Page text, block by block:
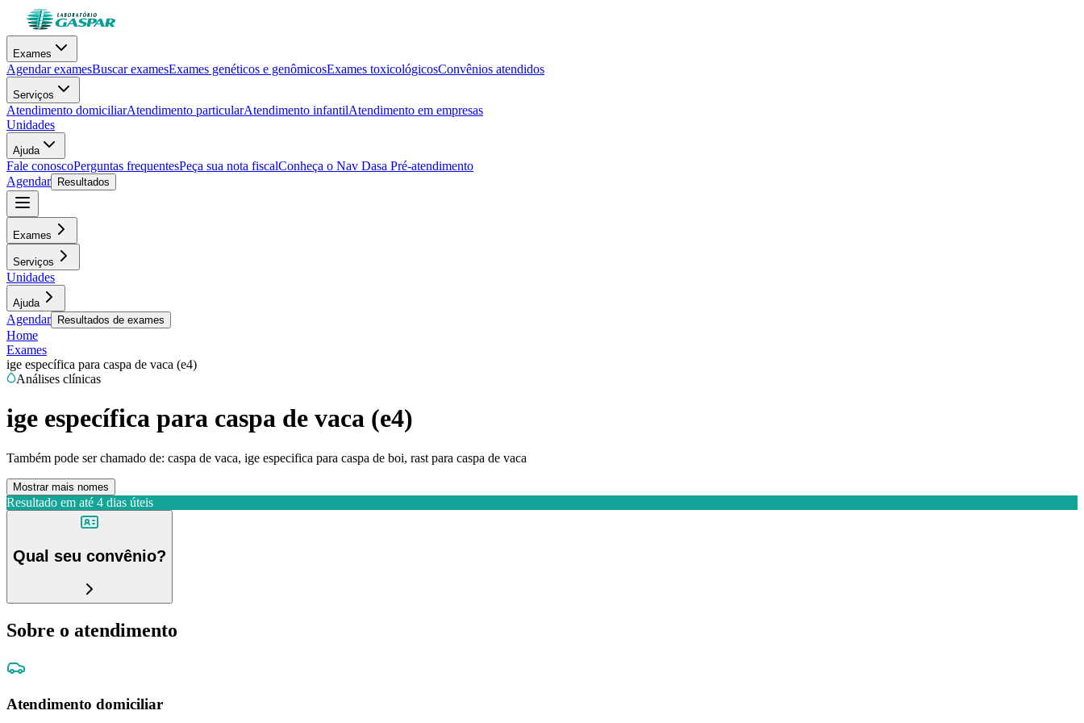
Exames
Agendar examesBuscar examesExames genéticos e genômicosExames toxicológicosConvênios atendidos
Serviços
Atendimento domiciliarAtendimento particularAtendimento infantilAtendimento em empresas
Unidades
Ajuda
Fale conoscoPerguntas frequentesPeça sua nota fiscalConheça o Nav Dasa Pré-atendimento
Agendar
Resultados
Exames
Serviços
Unidades
Ajuda
Agendar Resultados de exames
Home
Exames
ige específica para caspa de vaca (e4)
Análises clínicas
ige específica para caspa de vaca (e4)
Também pode ser chamado de: caspa de vaca, ige especifica para caspa de boi, rast para caspa de vaca
Mostrar mais nomes
Resultado em até 4 dias úteis
Qual seu convênio?
Sobre o atendimento
Atendimento domiciliar